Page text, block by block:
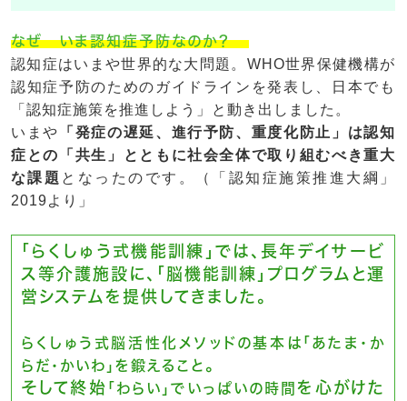
なぜ いま認知症予防なのか？
認知症はいまや世界的な大問題。WHO世界保健機構が
認知症予防のためのガイドラインを発表し、日本でも
「認知症施策を推進しよう」と動き出しました。
いまや
「発症の遅延、進行予防、重度化防止」は認知
症との「共生」とともに社会全体で取り組むべき重大
な課題 となったのです。（「認知症施策推進大綱」
2019より」
「らくしゅう式機能訓練」では、長年デイサービ
ス等介護施設に、「脳機能訓練」プログラムと運
営システムを提供してきました。
らくしゅう式脳活性化メソッドの基本は「あたま・か
らだ・かいわ」を鍛えること 。
そして終始 「わらい」でいっぱいの時間を心がけた